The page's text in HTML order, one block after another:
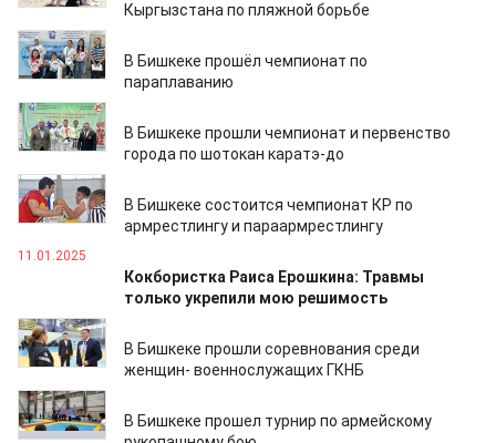
Кыргызстана по пляжной борьбе
24.04.2025
В Бишкеке прошёл чемпионат по
параплаванию
26.03.2025
В Бишкеке прошли чемпионат и первенство
города по шотокан каратэ-до
16.02.2025
В Бишкеке состоится чемпионат КР по
армрестлингу и параармрестлингу
11.01.2025
Кокбористка Раиса Ерошкина: Травмы
только укрепили мою решимость
02.12.2024
В Бишкеке прошли соревнования среди
женщин- военнослужащих ГКНБ
23.10.2024
В Бишкеке прошел турнир по армейскому